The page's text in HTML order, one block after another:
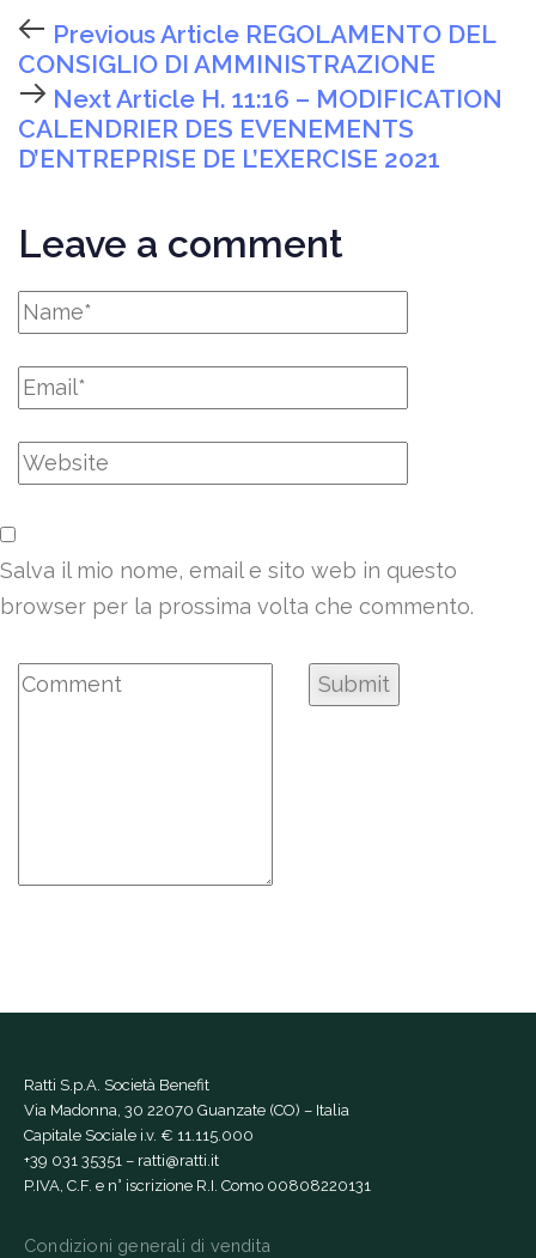
Previous Article REGOLAMENTO DEL
CONSIGLIO DI AMMINISTRAZIONE
Next Article H. 11:16 – MODIFICATION
CALENDRIER DES EVENEMENTS
D’ENTREPRISE DE L’EXERCISE 2021
Leave a comment
Salva il mio nome, email e sito web in questo
browser per la prossima volta che commento.
Ratti S.p.A. Società Benefit
Via Madonna, 30 22070 Guanzate (CO) – Italia
Capitale Sociale i.v. € 11.115.000
+39 031 35351 – ratti@ratti.it
P.IVA, C.F. e n° iscrizione R.I. Como 00808220131
Condizioni generali di vendita